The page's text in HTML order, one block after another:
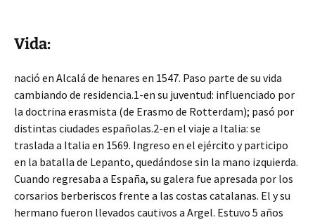
Vida:
nació en Alcalá de henares en 1547. Paso parte de su vida
cambiando de residencia.1-en su juventud: influenciado por
la doctrina erasmista (de Erasmo de Rotterdam); pasó por
distintas ciudades españolas.2-en el viaje a Italia: se
traslada a Italia en 1569. Ingreso en el ejército y participo
en la batalla de Lepanto, quedándose sin la mano izquierda.
Cuando regresaba a España, su galera fue apresada por los
corsarios berberiscos frente a las costas catalanas. El y su
hermano fueron llevados cautivos a Argel. Estuvo 5 años